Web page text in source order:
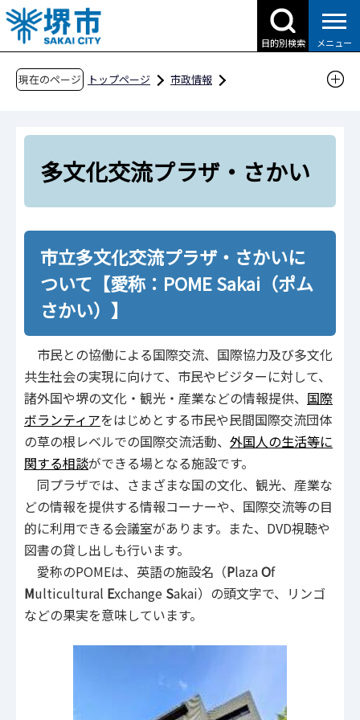
こ
の
ペ
目的別検索 メニュー
現在のページ トップページ
市政情報
多文化交流プラザ・さかい
多文化交流プラザ・さかい
市立多文化交流プラザ・さかいに
ついて【愛称：POME Sakai（ポム
さかい）】
市民との協働による国際交流、国際協力及び多文化
共生社会の実現に向けて、市民やビジターに対して、
諸外国や堺の文化・観光・産業などの情報提供、 国際
ボランティアをはじめとする市民や民間国際交流団体
の草の根レベルでの国際交流活動、 外国人の生活等に
関する相談ができる場となる施設です。
同プラザでは、さまざまな国の文化、観光、産業な
どの情報を提供する情報コーナーや、国際交流等の目
的に利用できる会議室があります。また、DVD視聴や
図書の貸し出しも行います。
愛称のPOMEは、英語の施設名（PlazaOf
Multicultural Exchange Sakai）の頭文字で、リンゴ
などの果実を意味しています。